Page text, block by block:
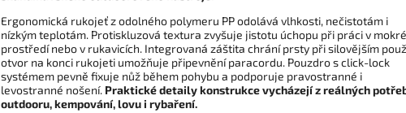
Ergonomická rukojeť z odolného polymeru PP odolává vlhkosti, nečistotám i
nízkým teplotám. Protiskluzová textura zvyšuje jistotu úchopu při práci v
prostředí nebo v rukavicích. Integrovaná záštita chrání prsty při silovějším
otvor na konci rukojeti umožňuje připevnění paracordu. Pouzdro s click-lock
systémem pevně fixuje nůž během pohybu a podporuje pravostranné i
levostranné nošení. Praktické detaily konstrukce vycházejí z reálných
outdooru, kempování, lovu i rybaření.